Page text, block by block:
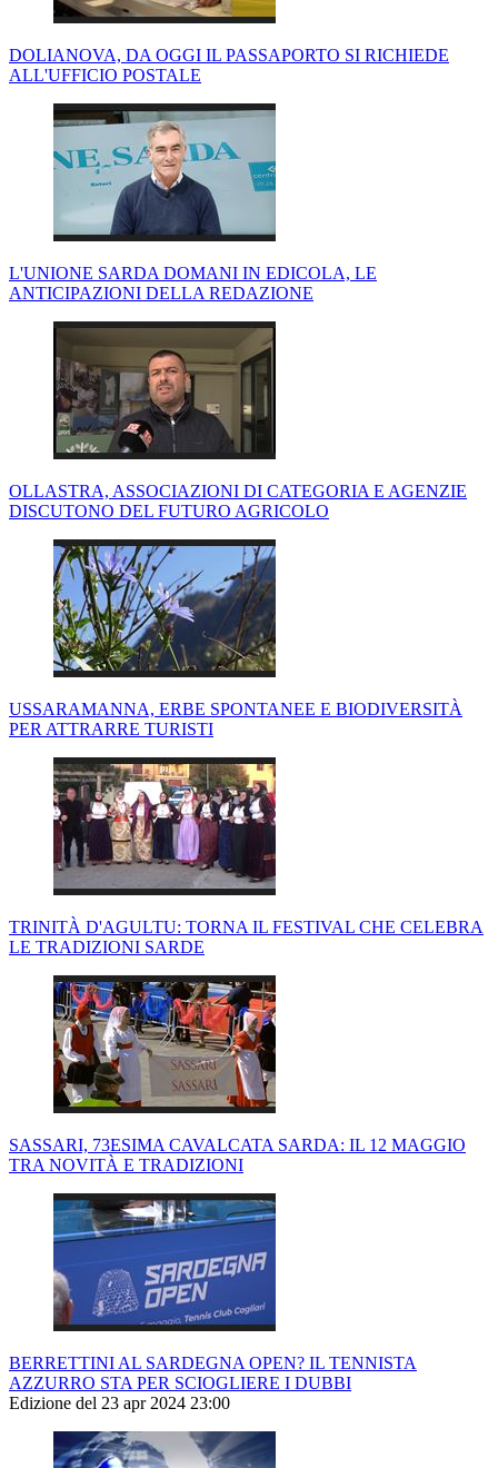
DOLIANOVA, DA OGGI IL PASSAPORTO SI RICHIEDE
ALL'UFFICIO POSTALE
L'UNIONE SARDA DOMANI IN EDICOLA, LE
ANTICIPAZIONI DELLA REDAZIONE
OLLASTRA, ASSOCIAZIONI DI CATEGORIA E AGENZIE
DISCUTONO DEL FUTURO AGRICOLO
USSARAMANNA, ERBE SPONTANEE E BIODIVERSITÀ
PER ATTRARRE TURISTI
TRINITÀ D'AGULTU: TORNA IL FESTIVAL CHE CELEBRA
LE TRADIZIONI SARDE
SASSARI, 73ESIMA CAVALCATA SARDA: IL 12 MAGGIO
TRA NOVITÀ E TRADIZIONI
BERRETTINI AL SARDEGNA OPEN? IL TENNISTA
AZZURRO STA PER SCIOGLIERE I DUBBI
Edizione del 23 apr 2024 23:00